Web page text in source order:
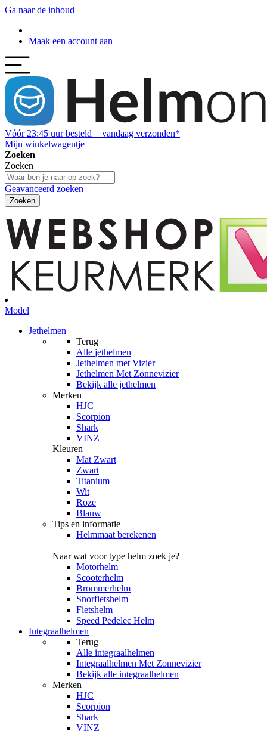
Ga naar de inhoud
Maak een account aan
Vóór 23:45 uur besteld = vandaag verzonden*
Mijn winkelwagentje
Zoeken
Zoeken
Geavanceerd zoeken
Zoeken
Model
Jethelmen
Terug
Alle jethelmen
Jethelmen met Vizier
Jethelmen Met Zonnevizier
Bekijk alle jethelmen
Merken
HJC
Scorpion
Shark
VINZ
Kleuren
Mat Zwart
Zwart
Titanium
Wit
Roze
Blauw
Tips en informatie
Helmmaat berekenen
Naar wat voor type helm zoek je?
Motorhelm
Scooterhelm
Brommerhelm
Snorfietshelm
Fietshelm
Speed Pedelec Helm
Integraalhelmen
Terug
Alle integraalhelmen
Integraalhelmen Met Zonnevizier
Bekijk alle integraalhelmen
Merken
HJC
Scorpion
Shark
VINZ